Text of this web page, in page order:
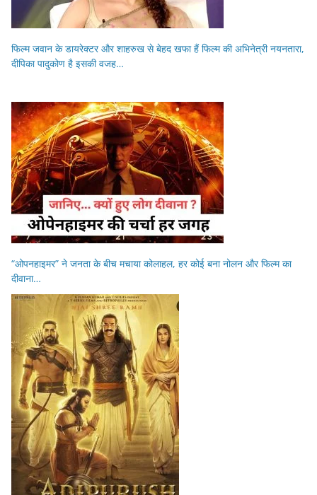
फिल्म जवान के डायरेक्टर और शाहरुख से बेहद खफा हैं फिल्म की अभिनेत्री नयनतारा,
दीपिका पादुकोण है इसकी वजह…
“ओपनहाइमर” ने जनता के बीच मचाया कोलाहल, हर कोई बना नोलन और फिल्म का
दीवाना…